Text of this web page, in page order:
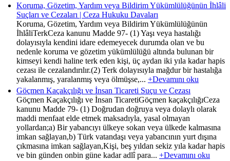
Koruma, Gözetim, Yardım veya Bildirim Yükümlülüğünün İhlâli
Suçları ve Cezaları | Ceza Hukuku Davaları
Koruma, Gözetim, Yardım veya Bildirim Yükümlülüğünün
İhlâliTerkCeza kanunu Madde 97- (1) Yaşı veya hastalığı
dolayısıyla kendini idare edemeyecek durumda olan ve bu
nedenle koruma ve gözetim yükümlülüğü altında bulunan bir
kimseyi kendi haline terk eden kişi, üç aydan iki yıla kadar hapis
cezası ile cezalandırılır.(2) Terk dolayısıyla mağdur bir hastalığa
yakalanmış, yaralanmış veya ölmüşse,... +Devamını oku
Göçmen Kaçakçılığı ve İnsan Ticareti Suçu ve Cezası
Göçmen Kaçakçılığı ve İnsan TicaretiGöçmen kaçakçılığıCeza
kanunu Madde 79- (1) Doğrudan doğruya veya dolaylı olarak
maddi menfaat elde etmek maksadıyla, yasal olmayan
yollardan;a) Bir yabancıyı ülkeye sokan veya ülkede kalmasına
imkan sağlayan,b) Türk vatandaşı veya yabancının yurt dışına
çıkmasına imkan sağlayan,Kişi, beş yıldan sekiz yıla kadar hapis
ve bin günden onbin güne kadar adlî para... +Devamını oku